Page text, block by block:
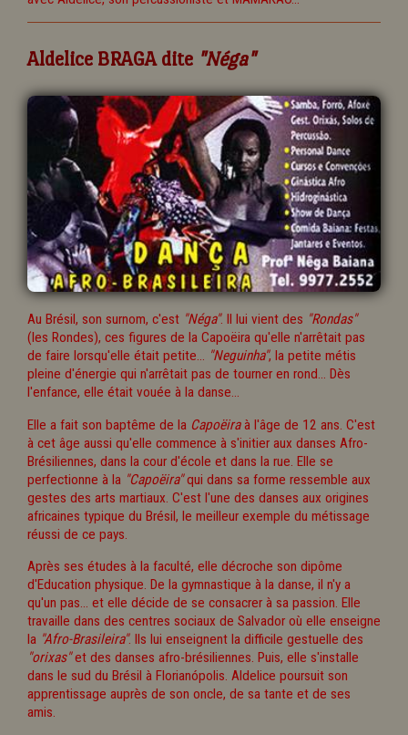
Aldelice BRAGA dite "Néga"
Au Brésil, son surnom, c'est "Néga". Il lui vient des "Rondas"
(les Rondes), ces figures de la Capoëira qu'elle n'arrêtait pas
de faire lorsqu'elle était petite... "Neguinha", la petite métis
pleine d'énergie qui n'arrêtait pas de tourner en rond... Dès
l'enfance, elle était vouée à la danse...
Elle a fait son baptême de la Capoëiraà l'âge de 12 ans. C'est
à cet âge aussi qu'elle commence à s'initier aux danses Afro-
Brésiliennes, dans la cour d'école et dans la rue. Elle se
perfectionne à la "Capoëira"qui dans sa forme ressemble aux
gestes des arts martiaux. C'est l'une des danses aux origines
africaines typique du Brésil, le meilleur exemple du métissage
réussi de ce pays.
Après ses études à la faculté, elle décroche son dipôme
d'Education physique. De la gymnastique à la danse, il n'y a
qu'un pas... et elle décide de se consacrer à sa passion. Elle
travaille dans des centres sociaux de Salvador où elle enseigne
la "Afro-Brasileira". Ils lui enseignent la difficile gestuelle des
"orixas"et des danses afro-brésiliennes. Puis, elle s'installe
dans le sud du Brésil à Florianópolis. Aldelice poursuit son
apprentissage auprès de son oncle, de sa tante et de ses
amis.